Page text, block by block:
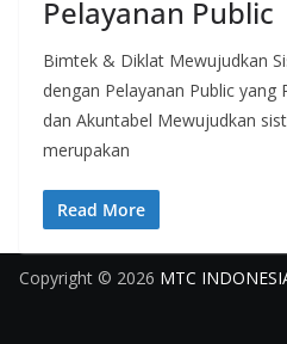
Pelayanan Public
Bimtek & Diklat Mewujudkan
dengan Pelayanan Public
dan Akuntabel Mewujudkan
merupakan
Read More
Copyright © 2026 MTC